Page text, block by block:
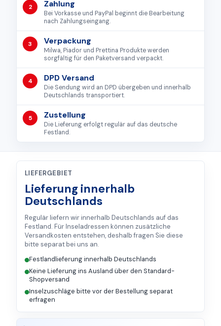
2 Zahlung
Bei Vorkasse und PayPal beginnt die Bearbeitung
nach Zahlungseingang.
3 Verpackung
Milwa, Piador und Prettina Produkte werden
sorgfältig für den Paketversand verpackt.
4 DPD Versand
Die Sendung wird an DPD übergeben und innerhalb
Deutschlands transportiert.
5 Zustellung
Die Lieferung erfolgt regulär auf das deutsche
Festland.
LIEFERGEBIET
Lieferung innerhalb
Deutschlands
Regulär liefern wir innerhalb Deutschlands auf das
Festland. Für Inseladressen können zusätzliche
Versandkosten entstehen, deshalb fragen Sie diese
bitte separat bei uns an.
Festlandlieferung innerhalb Deutschlands
Keine Lieferung ins Ausland über den Standard-
Shopversand
Inselzuschläge bitte vor der Bestellung separat
erfragen